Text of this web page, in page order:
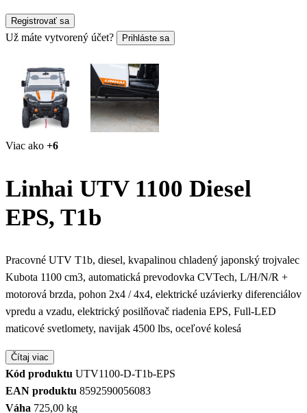
Registrovať sa
Už máte vytvorený účet? Prihláste sa
Viac ako +6
Linhai UTV 1100 Diesel
EPS, T1b
Pracovné UTV T1b, diesel, kvapalinou chladený japonský trojvalec
Kubota 1100 cm3, automatická prevodovka CVTech, L/H/N/R +
motorová brzda, pohon 2x4 / 4x4, elektrické uzávierky diferenciálov
vpredu a vzadu, elektrický posilňovač riadenia EPS, Full-LED
maticové svetlomety, navijak 4500 lbs, oceľové kolesá
Čítaj viac
Kód produktu UTV1100-D-T1b-EPS
EAN produktu 8592590056083
Váha 725,00 kg